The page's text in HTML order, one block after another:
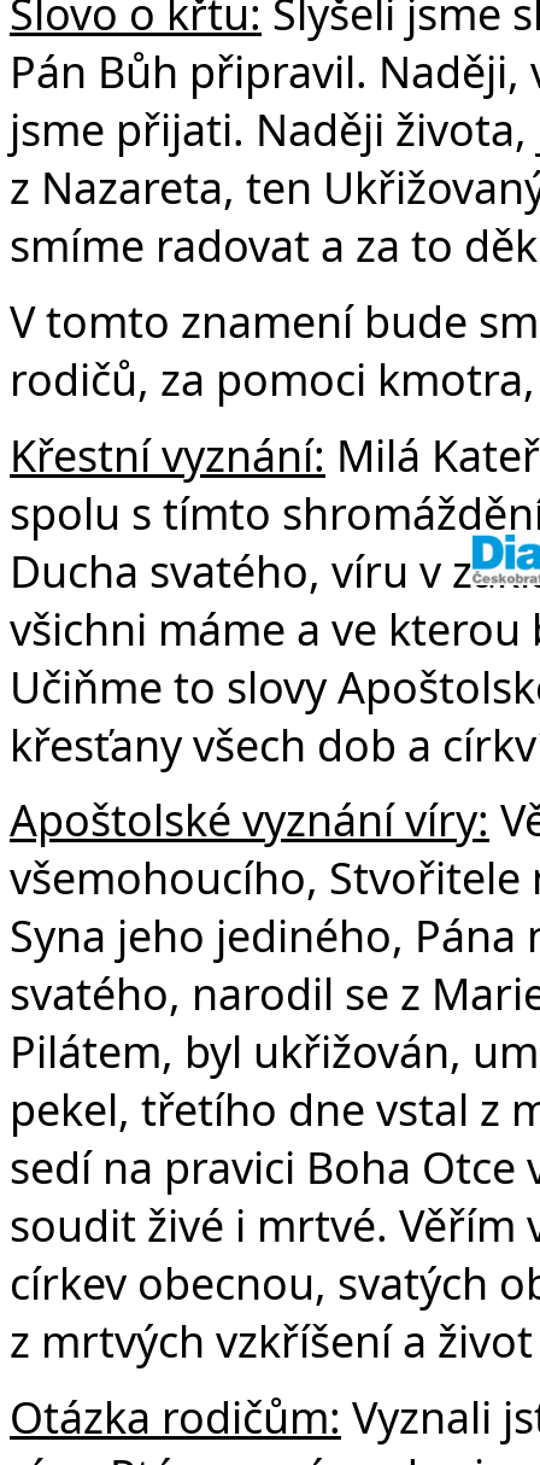
Slovo o křtu: Slyšeli jsme
Pán Bůh připravil.
jsme přijati. Naději života,
z Nazareta, ten
smíme radovat a za to
V tomto znamení bude
rodičů, za pomoci
Křestní vyznání: Milá
spolu s tímto
Ducha svatého, víru v
všichni máme a ve
Učiňme to slovy
křesťany všech dob a
Apoštolské vyznání víry:
všemohoucího, Stvořitele
Syna jeho jediného, Pána
svatého, narodil se z
Pilátem, byl ukřižován,
pekel, třetího dne vstal z
sedí na pravici Boha
soudit živé i mrtvé. Věřím
církev obecnou, svatých
z mrtvých vzkříšení a
Otázka rodičům: Vyznali